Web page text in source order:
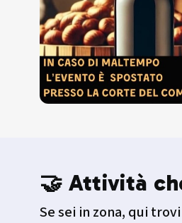
🤝 Attività
Se sei in zona, qui